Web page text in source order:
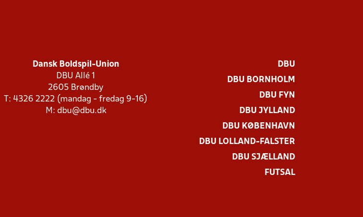
Dansk Boldspil-Union
DBU Allé 1
2605 Brøndby
T: 4326 2222 (mandag - fredag 9-16)
M: dbu@dbu.dk
DBU
DBU BORNHOLM
DBU FYN
DBU JYLLAND
DBU KØBENHAVN
DBU LOLLAND-FALSTER
DBU SJÆLLAND
FUTSAL